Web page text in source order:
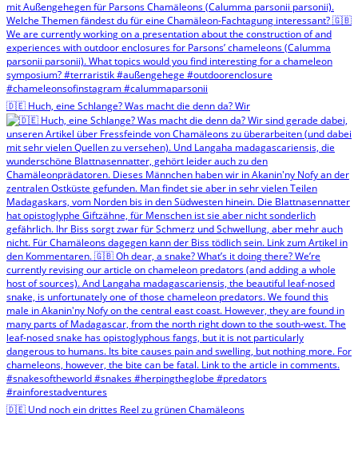
🇩🇪 Huch, eine Schlange? Was macht die denn da? Wir
🇩🇪 Und noch ein drittes Reel zu grünen Chamäleons